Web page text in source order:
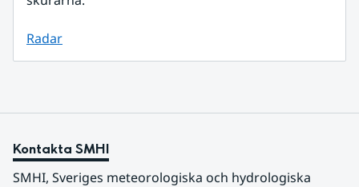
Radar
Kontakta SMHI
SMHI, Sveriges meteorologiska och hydrologiska